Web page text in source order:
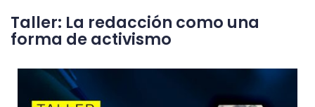
Taller: La redacción como una
forma de activismo